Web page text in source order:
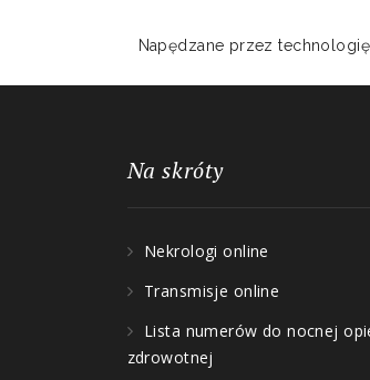
Napędzane przez technologię
Na skróty
Nekrologi online
Transmisje online
Lista numerów do nocnej
zdrowotnej